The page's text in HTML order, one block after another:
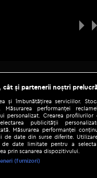
DIGI ROMANIA S.A.
|
cât și partenerii noștri
și îmbunătățirea serviciilor.
Măsurarea performanței
personalizat. Crearea
publicității
Măsurarea performanței
de date din surse diferite.
de date limitate pentru a
prin scanarea dispozitivului.
(furnizori)